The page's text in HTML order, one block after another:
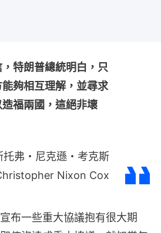
特朗普總統明白，只
夠相互理解，並尋求
福兩國，這絕非壞
托弗・尼克遜・考克斯
Nixon Cox
布一些重大協議抱有很大期